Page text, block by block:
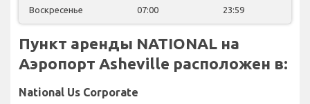
Воскресенье 07:00 23:59
Пункт аренды NATIONAL на
Аэропорт Asheville расположен в:
National Us Corporate